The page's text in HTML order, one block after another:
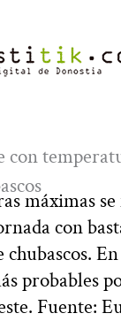
con
máximas
con
probables
Fuente: